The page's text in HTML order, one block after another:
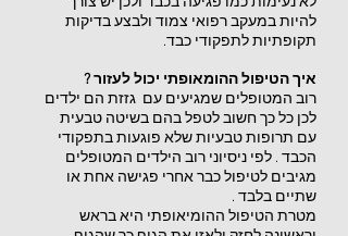
להיות במעקב רפואי צמוד ולבצע בדיקות
תקופתיות לתפקודי כבד.
איך הטיפול ההומאופתי יכול לעזור ?
רוב המטופלים שמגיעים עם גזזת הם ילדים
לכן כל כך חשוב לטפל בהם בשיטה טבעית
עם תרופות טבעיות שלא פוגעות בתפקודי
הכבד . לפי ניסיוני רוב הילדים המטופלים
מגיבים לטיפול כבר אחרי פגישה אחת או
שתיים בלבד .
מטרת הטיפול ההומיאופתי היא בראש